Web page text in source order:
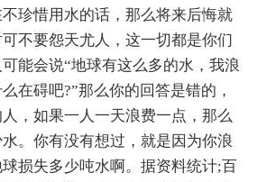
珍惜用水的话，那么将来后悔就
不要怨天尤人，这一切都是你们
能会说“地球有这么多的水，我浪
在碍吧?”那么你的回答是错的，
，如果一人一天浪费一点，那么
。你有没有想过，就是因为你浪
损失多少吨水啊。据资料统计;百